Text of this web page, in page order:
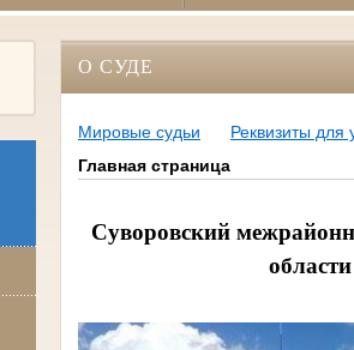
О СУДЕ
Мировые судьи Реквизиты для
Главная страница
Суворовский
области